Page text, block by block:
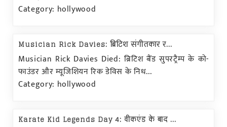
Category: hollywood
Musician Rick Davies: ब्रिटिश संगीतकार र...
Musician Rick Davies Died: ब्रिटिश बैंड सुपरट्रैम्प के को-
फाउंडर और म्यूजिशियन रिक डेविस के निध...
Category: hollywood
Karate Kid Legends Day 4: वीकएंड के बाद ...